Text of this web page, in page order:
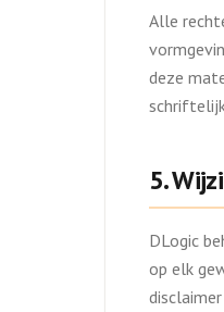
Alle
deze
5.
DLogic
op elk